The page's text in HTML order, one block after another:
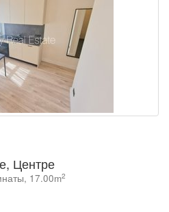
Центре
17.00m2